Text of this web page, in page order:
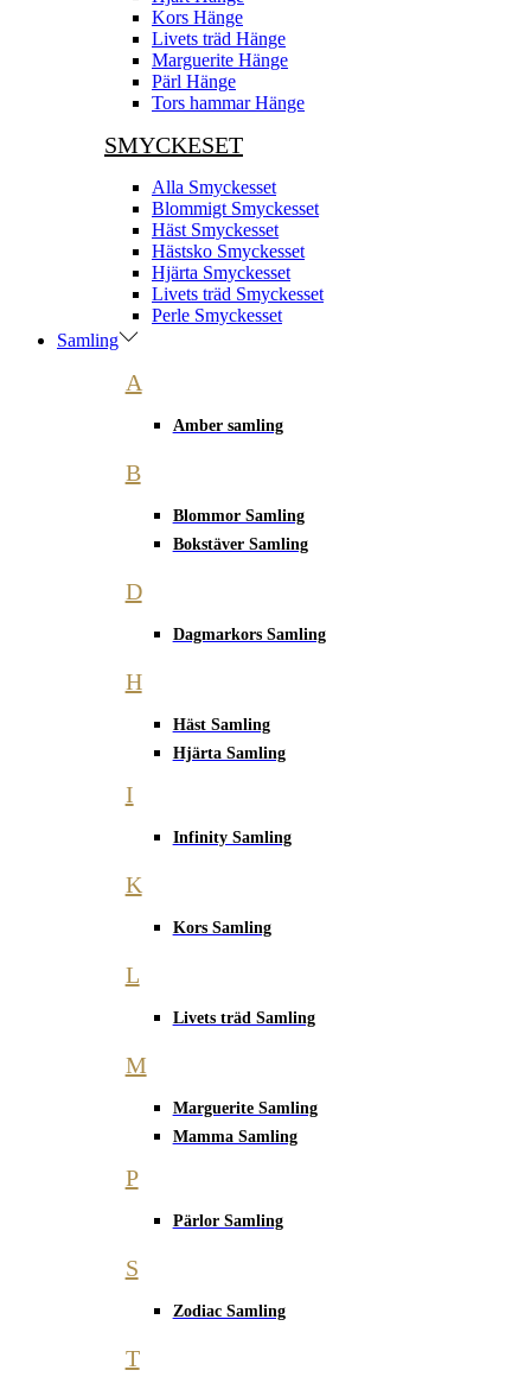
Kors Hänge
Livets träd Hänge
Marguerite Hänge
Pärl Hänge
Tors hammar Hänge
SMYCKESET
Alla Smyckesset
Blommigt Smyckesset
Häst Smyckesset
Hästsko Smyckesset
Hjärta Smyckesset
Livets träd Smyckesset
Perle Smyckesset
Samling
A
Amber samling
B
Blommor Samling
Bokstäver Samling
D
Dagmarkors Samling
H
Häst Samling
Hjärta Samling
I
Infinity Samling
K
Kors Samling
L
Livets träd Samling
M
Marguerite Samling
Mamma Samling
P
Pärlor Samling
S
Zodiac Samling
T